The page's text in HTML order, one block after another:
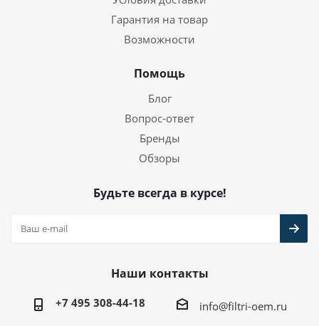
Гарантия на товар
Возможности
Помощь
Блог
Вопрос-ответ
Бренды
Обзоры
Будьте всегда в курсе!
Наши контакты
+7 495 308-44-18 info@filtri-oem.ru